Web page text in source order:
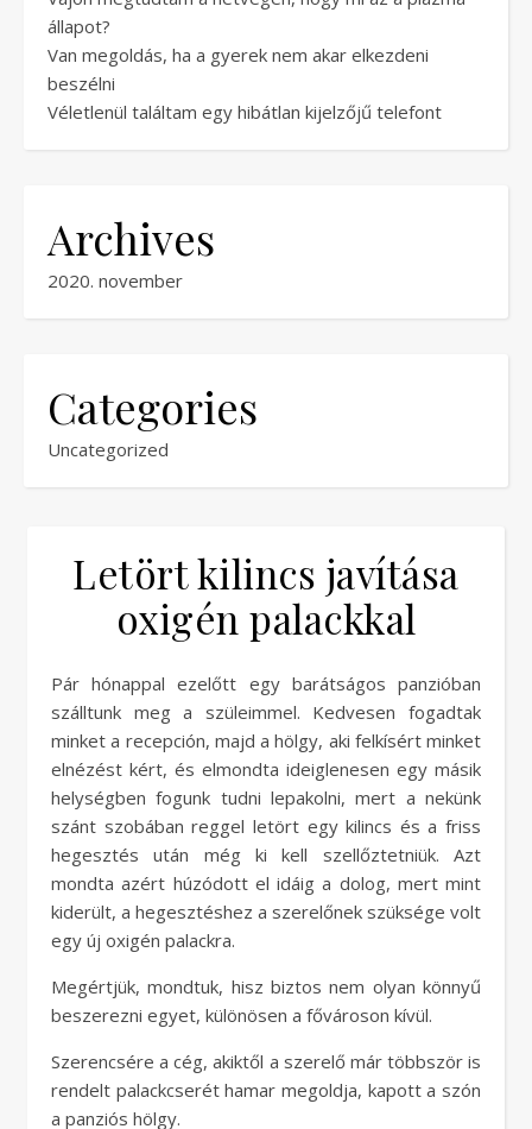
állapot?
Van megoldás, ha a gyerek nem akar elkezdeni
beszélni
Véletlenül találtam egy hibátlan kijelzőjű telefont
Archives
2020. november
Categories
Uncategorized
Letört kilincs javítása
oxigén palackkal
Pár hónappal ezelőtt egy barátságos panzióban
szálltunk meg a szüleimmel. Kedvesen fogadtak
minket a recepción, majd a hölgy, aki felkísért minket
elnézést kért, és elmondta ideiglenesen egy másik
helységben fogunk tudni lepakolni, mert a nekünk
szánt szobában reggel letört egy kilincs és a friss
hegesztés után még ki kell szellőztetniük. Azt
mondta azért húzódott el idáig a dolog, mert mint
kiderült, a hegesztéshez a szerelőnek szüksége volt
egy új oxigén palackra.
Megértjük, mondtuk, hisz biztos nem olyan könnyű
beszerezni egyet, különösen a fővároson kívül.
Szerencsére a cég, akiktől a szerelő már többször is
rendelt palackcserét hamar megoldja, kapott a szón
a panziós hölgy.